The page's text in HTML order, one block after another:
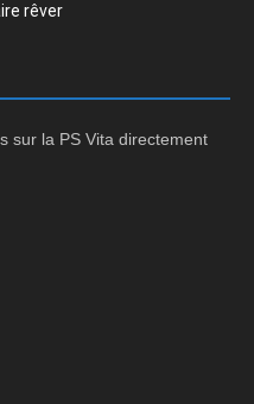
rêver
sur la PS Vita directement